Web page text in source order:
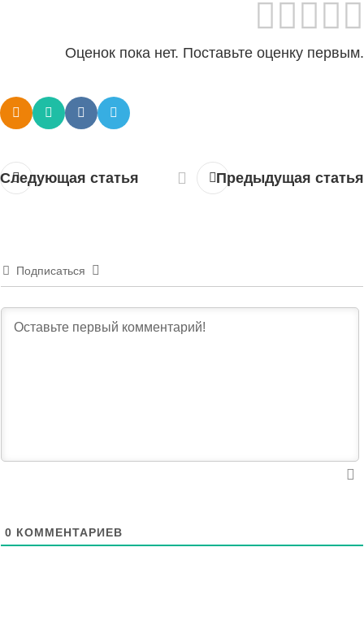
Оценок пока нет. Поставьте оценку первым.
Следующая статья Предыдущая статья
Подписаться
0 КОММЕНТАРИЕВ